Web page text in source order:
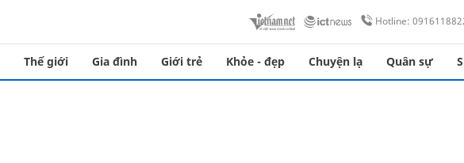
Hotline:
Thế giới Gia đình Giới trẻ Khỏe - đẹp Chuyện lạ Quân sự